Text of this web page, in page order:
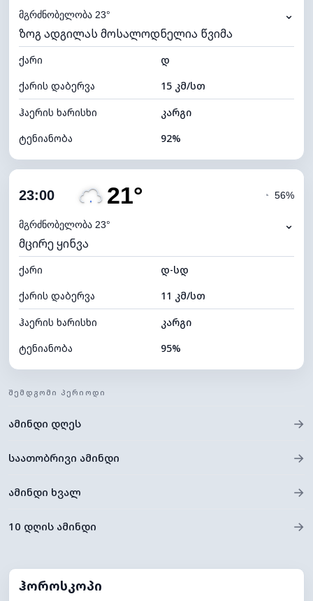
ნამის წერტილი
ხილვადობა
10 კმ
განათების ინდექსი 0 (ბნელი)
ღრუბლის სიმაღლე 5040 მ
მგრძნობელობა 23° ⌄
ზოგ ადგილას მოსალოდნელია წვიმა
ქარი
დ
ქარის დაბერვა
15 კმ/სთ
ჰაერის ხარისხი
კარგი
ტენიანობა
92%
ღრუბლიანობა
ნამის წერტილი
ხილვადობა
განათების ინდექსი 0 (ბნელი)
ღრუბლის სიმაღლე 4720 მ
23:00 21°
მგრძნობელობა 23°
◔ 56%
⌄
მცირე ყინვა
ქარი
დ-სდ
ქარის დაბერვა
11 კმ/სთ
ჰაერის ხარისხი
კარგი
ტენიანობა
95%
ღრუბლიანობა
ნამის წერტილი
ხილვადობა
ᲨᲔᲛᲓᲒᲝᲛᲘ ᲞᲔᲠᲘᲝᲓᲘ
ამინდი დღეს →
საათობრივი ამინდი →
ამინდი ხვალ →
10 დღის ამინდი →
ჰოროსკოპი